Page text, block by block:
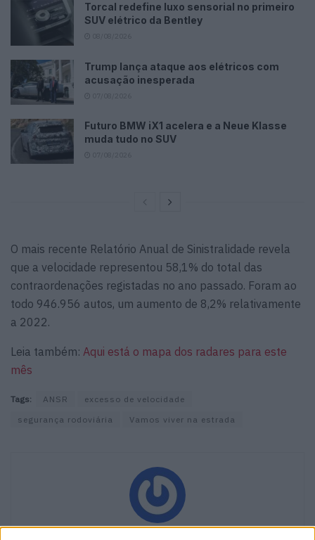
Torcal redefine luxo sensorial no primeiro
SUV elétrico da Bentley
Trump lança ataque aos elétricos com
acusação inesperada
Futuro BMW iX1 acelera e a Neue Klasse
muda tudo no SUV
O mais recente Relatório Anual de Sinistralidade revela
que a velocidade representou 58,1% do total das
contraordenações registadas no ano passado. Foram ao
todo 946.956 autos, um aumento de 8,2% relativamente
a 2022.
Leia também: Aqui está o mapa dos radares para este
mês
Tags: ANSR
excesso de velocidade
segurança rodoviária
Vamos viver na estrada